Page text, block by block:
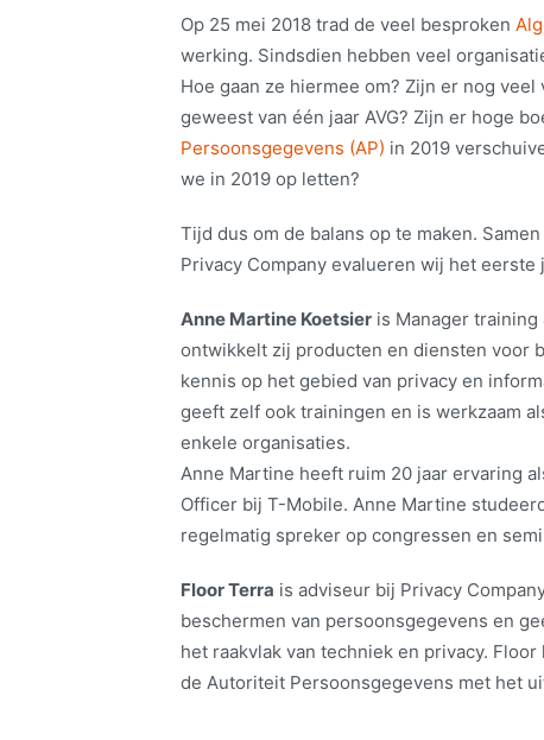
Op 25 mei 2018 trad de veel besproken
werking. Sindsdien hebben veel
Hoe gaan ze hiermee om? Zijn er nog
geweest van één jaar AVG? Zijn er hoge
Persoonsgegevens (AP) in 2019
we in 2019 op letten?
Tijd dus om de balans op te maken.
Privacy Company evalueren wij het eerste
Anne Martine Koetsier is Manager training
ontwikkelt zij producten en diensten voor
kennis op het gebied van privacy en
geeft zelf ook trainingen en is werkzaam
enkele organisaties.
Anne Martine heeft ruim 20 jaar ervaring
Officer bij T-Mobile. Anne Martine
regelmatig spreker op congressen en
Floor Terra is adviseur bij Privacy
beschermen van persoonsgegevens en
het raakvlak van techniek en privacy.
de Autoriteit Persoonsgegevens met het